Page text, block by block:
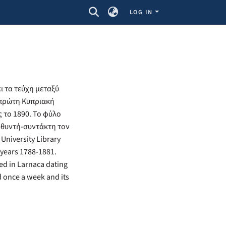
LOG IN
τεύχη μεταξύ
Κυπριακή
1890. Το φύλο
συντάκτη τον
Library
1788-1881.
in Larnaca dating
a week and its